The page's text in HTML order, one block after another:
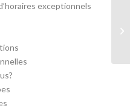
exceptionnels